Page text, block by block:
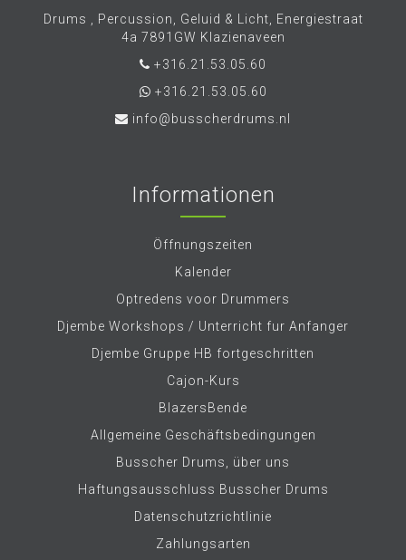
Drums , Percussion, Geluid & Licht, Energiestraat
4a 7891GW Klazienaveen
+316.21.53.05.60
+316.21.53.05.60
info@busscherdrums.nl
Informationen
Öffnungszeiten
Kalender
Optredens voor Drummers
Djembe Workshops / Unterricht fur Anfanger
Djembe Gruppe HB fortgeschritten
Cajon-Kurs
BlazersBende
Allgemeine Geschäftsbedingungen
Busscher Drums, über uns
Haftungsausschluss Busscher Drums
Datenschutzrichtlinie
Zahlungsarten